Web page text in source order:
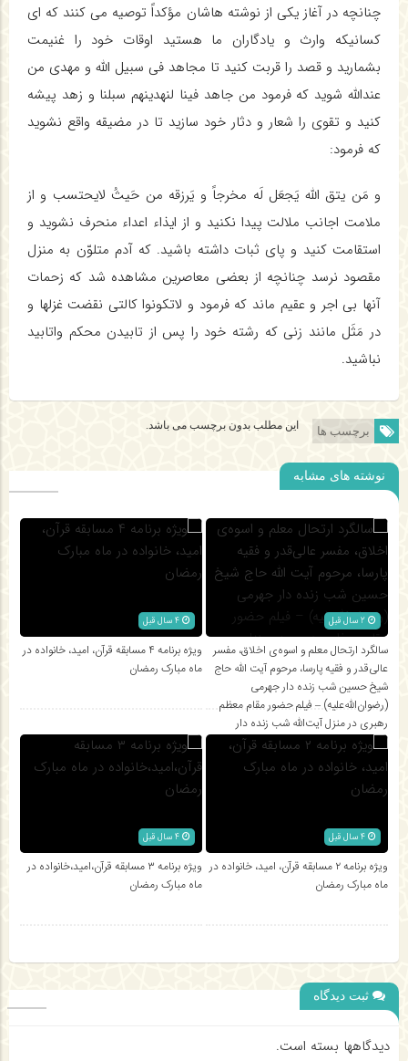
چنانچه در آغاز یکی از نوشته هاشان مؤکداً توصیه می کنند که ای
کسانیکه وارث و یادگاران ما هستید اوقات خود را غنیمت
بشمارید و قصد را قربت کنید تا مجاهد فی سبیل الله و مهدی من
عندالله شوید که فرمود من جاهد فینا لنهدینهم سبلنا و زهد پیشه
کنید و تقوی را شعار و دثار خود سازید تا در مضیقه واقع نشوید
که فرمود:
و مَن یتق الله یَجعَل لَه مخرجاً و یَرزقه من حَیثُ لایحتسب و از
ملامت اجانب ملالت پیدا نکنید و از ایذاء اعداء منحرف نشوید و
استقامت کنید و پای ثبات داشته باشید. که آدم متلوّن به منزل
مقصود نرسد چنانچه از بعضی معاصرین مشاهده شد که زحمات
آنها بی اجر و عقیم ماند که فرمود و لاتکونوا کالتی نقضت غزلها و
در مَثَل مانند زنی که رشته خود را پس از تابیدن محکم واتابید
نباشید.
برچسب ها این مطلب بدون برچسب می باشد.
نوشته های مشابه
2 سال قبل
سالگرد ارتحال معلم و اسوه‌ی اخلاق، مفسر
عالی‌قدر و فقیه پارسا، مرحوم آیت الله حاج
شیخ حسین شب زنده دار جهرمی
(رضوان‌الله‌علیه) – فیلم حضور مقام معظم
رهبری در منزل آیت‌الله شب زنده‌ دار
ویژه برنامه ۴ مسابقه قرآن، امید، خانواده در
ماه مبارک رمضان
4 سال قبل
ویژه برنامه ۲ مسابقه قرآن، امید، خانواده در
ماه مبارک رمضان
ویژه برنامه ۳ مسابقه قرآن،امید،خانواده در
ماه مبارک رمضان
ثبت دیدگاه
دیدگاهها بسته است.